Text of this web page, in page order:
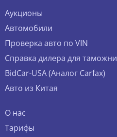
Аукционы
Автомобили
Проверка авто по VIN
Справка дилера для таможни
BidCar-USA (Аналог Carfax)
Авто из Китая
О нас
Тарифы